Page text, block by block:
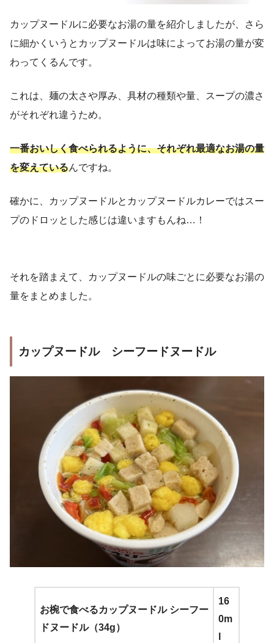
カップヌードルに必要なお湯の量を紹介しましたが、さら
に細かくいうとカップヌードルは味によってお湯の量が変
わってくるんです。
これは、麺の太さや厚み、具材の種類や量、スープの濃さ
がそれぞれ違うため。
一番おいしく食べられるように、それぞれ最適なお湯の量
を変えているんですね。
確かに、カップヌードルとカップヌードルカレーではスー
プのドロッとした感じは違いますもんね…！
それを踏まえて、カップヌードルの味ごとに必要なお湯の
量をまとめました。
カップヌードル シーフードヌードル
お椀で食べるカップヌードル シーフー
ドヌードル（34g）
16
0m
l